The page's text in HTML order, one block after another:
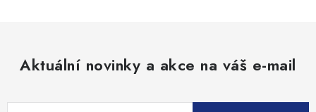
Aktuální novinky a akce na váš e-mail